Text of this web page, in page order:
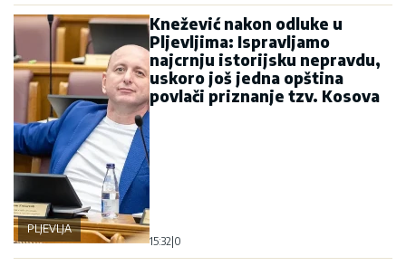
PLJEVLJA
Knežević nakon odluke u
Pljevljima: Ispravljamo
najcrnju istorijsku nepravdu,
uskoro još jedna opština
povlači priznanje tzv. Kosova
15:32 0